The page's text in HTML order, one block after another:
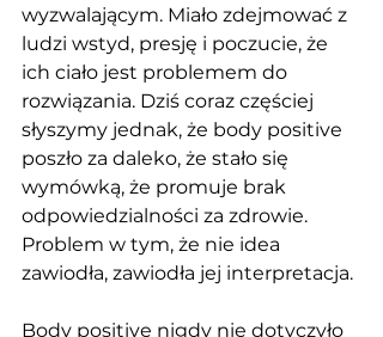
wyzwalającym. Miało zdejmować z
ludzi wstyd, presję i poczucie, że
ich ciało jest problemem do
rozwiązania. Dziś coraz częściej
słyszymy jednak, że body positive
poszło za daleko, że stało się
wymówką, że promuje brak
odpowiedzialności za zdrowie.
Problem w tym, że nie idea
zawiodła, zawiodła jej interpretacja.
Body positive nigdy nie dotyczyło